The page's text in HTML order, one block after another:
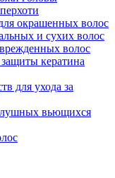
окрашенных волос
и сухих волос
волос
кератина
для ухода за
вьющихся